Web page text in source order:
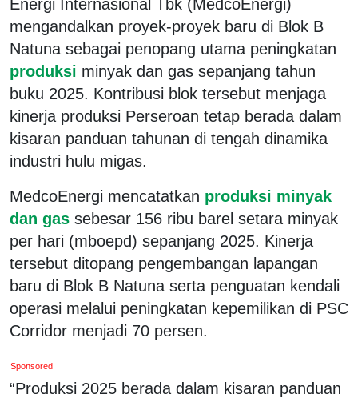
Energi Internasional Tbk (MedcoEnergi)
mengandalkan proyek-proyek baru di Blok B
Natuna sebagai penopang utama peningkatan
produksi minyak dan gas sepanjang tahun
buku 2025. Kontribusi blok tersebut menjaga
kinerja produksi Perseroan tetap berada dalam
kisaran panduan tahunan di tengah dinamika
industri hulu migas.
MedcoEnergi mencatatkan produksi minyak
dan gas sebesar 156 ribu barel setara minyak
per hari (mboepd) sepanjang 2025. Kinerja
tersebut ditopang pengembangan lapangan
baru di Blok B Natuna serta penguatan kendali
operasi melalui peningkatan kepemilikan di PSC
Corridor menjadi 70 persen.
Sponsored
“Produksi 2025 berada dalam kisaran panduan